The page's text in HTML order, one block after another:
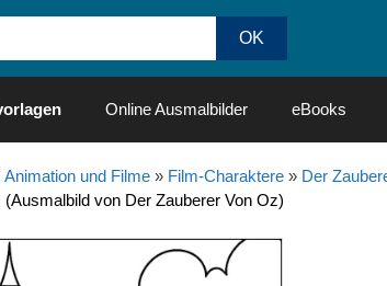
Online Ausmalbilder eBooks
und Filme» Film-Charaktere» Der
von Der Zauberer Von Oz)